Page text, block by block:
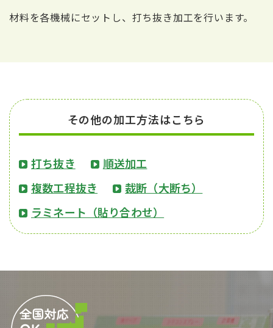
材料を各機械にセットし、打ち抜き加工を行います。
その他の加工方法はこちら
打ち抜き
順送加工
複数工程抜き
裁断（大断ち）
ラミネート（貼り合わせ）